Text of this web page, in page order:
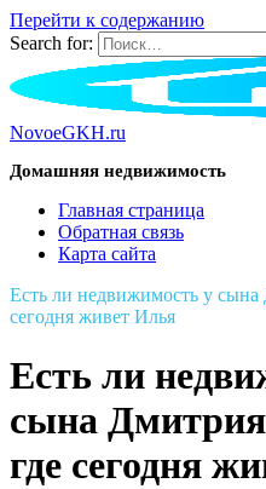
Перейти к содержанию
Search for:
NovoeGKH.ru
Домашняя недвижимость
Главная страница
Обратная связь
Карта сайта
Есть ли недвижимость у
сегодня живет Илья
Есть ли
сына
где сегодня